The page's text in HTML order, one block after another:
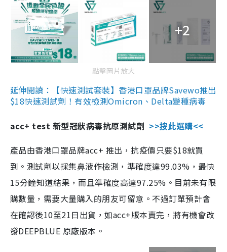
+2
點擊圖片放大
延伸閱讀：【快速測試套裝】香港口罩品牌Savewo推出
$18快速測試劑！有效檢測Omicron、Delta變種病毒
acc+ test 新型冠狀病毒抗原測試劑 >>按此選購<<
產品由香港口罩品牌acc+ 推出，抗疫價只要$18就買
到。測試劑以採集鼻液作檢測，準確度達99.03%，最快
15分鐘知道結果，而且準確度高達97.25%。目前未有限
購數量，需要大量購入的朋友可留意。不過訂單預計會
在確認後10至21日出貨，如acc+版本賣完，將有機會改
發DEEPBLUE 原廠版本。